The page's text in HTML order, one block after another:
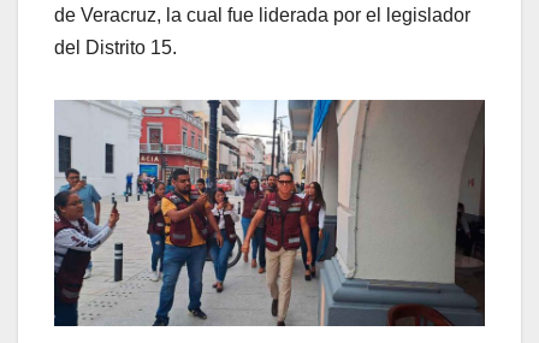
de Veracruz, la cual fue liderada por el legislador
del Distrito 15.